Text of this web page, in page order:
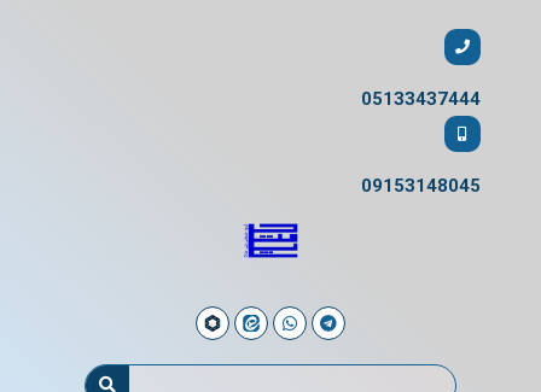
05133437444
09153148045